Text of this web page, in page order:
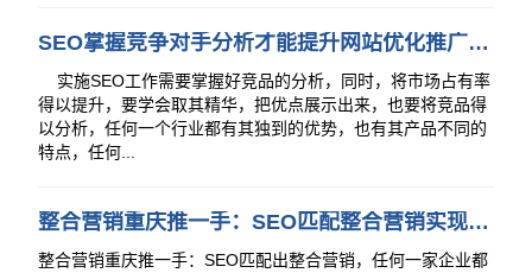
SEO掌握竞争对手分析才能提升网站优化推广质量与用户体验
实施SEO工作需要掌握好竞品的分析，同时，将市场占有率
得以提升，要学会取其精华，把优点展示出来，也要将竞品得
以分析，任何一个行业都有其独到的优势，也有其产品不同的
特点，任何...
整合营销重庆推一手：SEO匹配整合营销实现至强网络推广矩阵
整合营销重庆推一手：SEO匹配出整合营销，任何一家企业都